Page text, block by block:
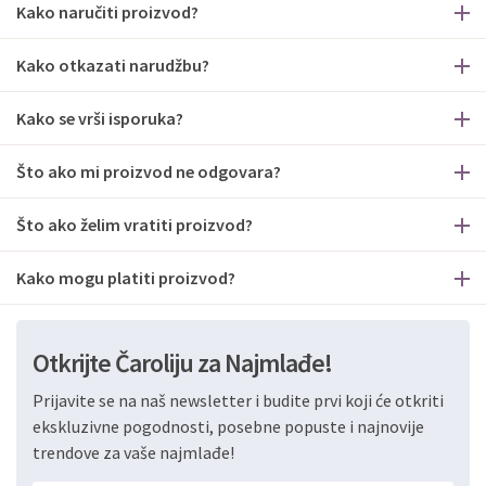
Kako naručiti proizvod?
Kako otkazati narudžbu?
Kako se vrši isporuka?
Što ako mi proizvod ne odgovara?
Što ako želim vratiti proizvod?
Kako mogu platiti proizvod?
Otkrijte Čaroliju za Najmlađe!
Prijavite se na naš newsletter i budite prvi koji će otkriti
ekskluzivne pogodnosti, posebne popuste i najnovije
trendove za vaše najmlađe!